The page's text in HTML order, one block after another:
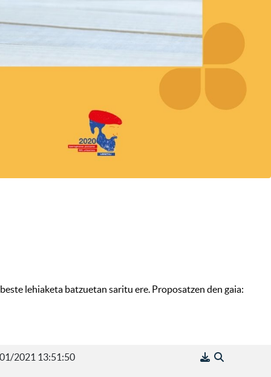
lehiaketa batzuetan saritu ere. Proposatzen den gaia:
2021 13:51:50